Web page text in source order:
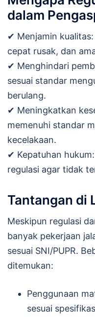
dalam
✔ Menjamin
cepat rusak, dan
✔ Menghindari
sesuai standar
berulang.
✔ Meningkatkan
memenuhi standar
kecelakaan.
✔ Kepatuhan
regulasi agar tidak
Tantangan di
Meskipun regulasi
banyak pekerjaan
sesuai SNI/PUPR.
ditemukan:
Penggunaan
sesuai